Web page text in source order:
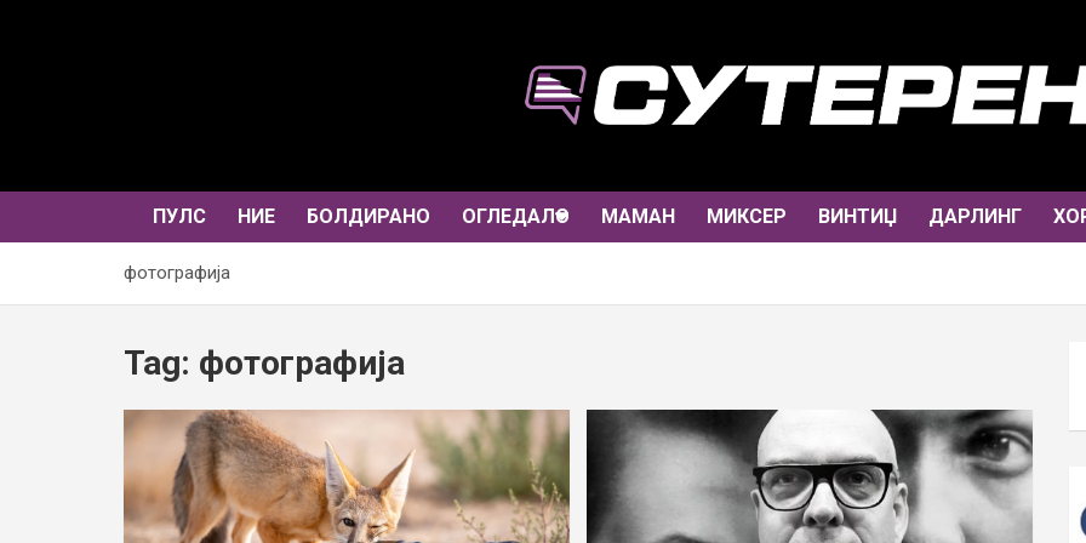
ПУЛС НИЕ БОЛДИРАНО ОГЛЕДАЛО МАМАН МИКСЕР ВИНТИЏ ДАРЛИНГ
фотографија
Tag: фотографија